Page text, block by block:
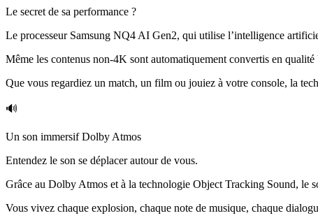
Le secret de sa performance ?
Le processeur Samsung NQ4 AI Gen2, qui utilise l’intelligence
Même les contenus non-4K sont automatiquement convertis en
Que vous regardiez un match, un film ou jouiez à votre console, la
🔊
Un son immersif Dolby Atmos
Entendez le son se déplacer autour de vous.
Grâce au Dolby Atmos et à la technologie Object Tracking Sound, le
Vous vivez chaque explosion, chaque note de musique, chaque